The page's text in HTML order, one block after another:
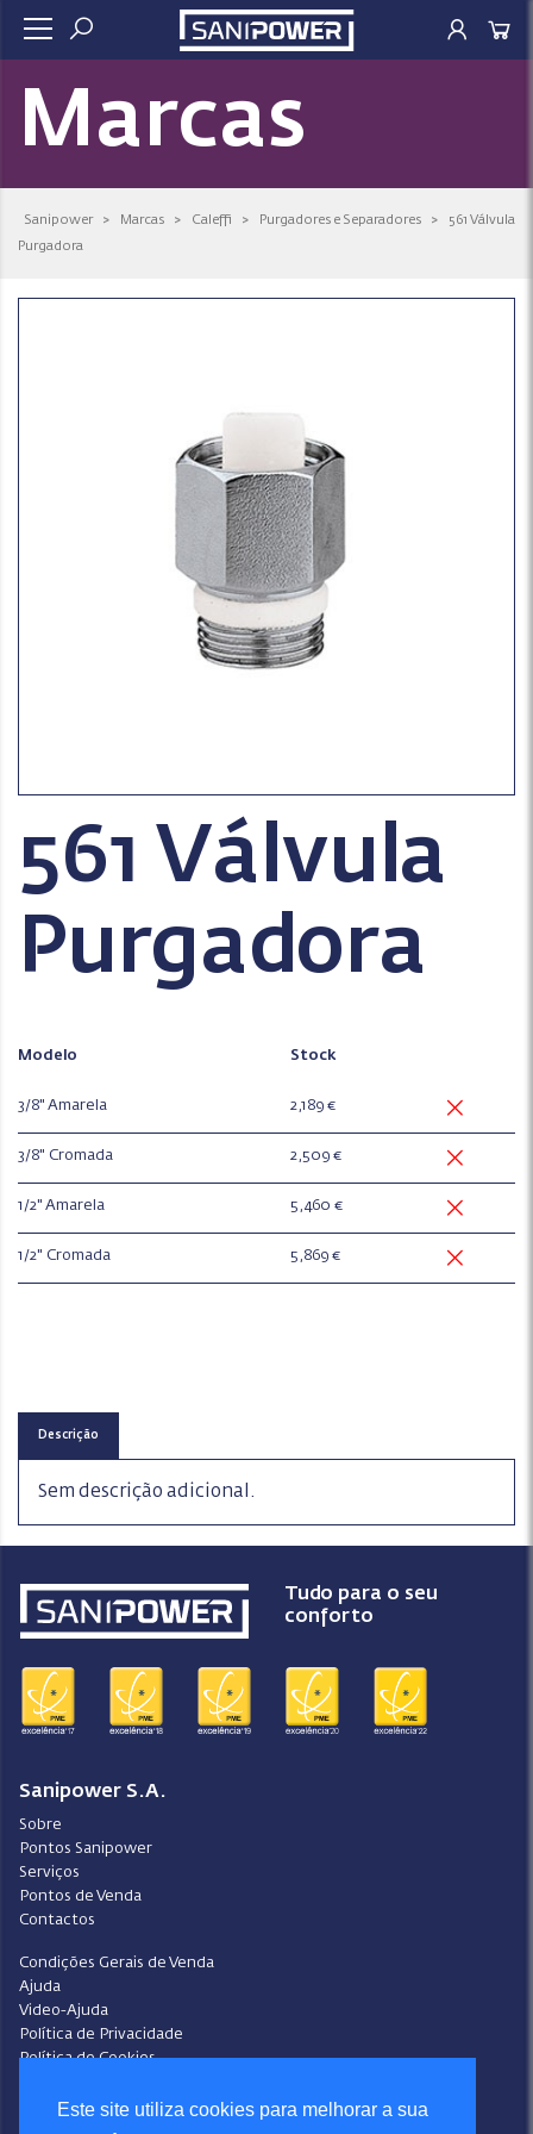
Este site utiliza cookies para melhorar a sua
Marcas
Sanipower > Marcas > Caleffi > Purgadores e Separadores >
561 Válvula
Purgadora
561 Válvula
Purgadora
Modelo Stock
3/8" Amarela 2,189 €
3/8" Cromada 2,509 €
1/2" Amarela 5,460 €
1/2" Cromada 5,869 €
Descrição
Sem descrição adicional.
Tudo para o seu
conforto
Sanipower S.A.
Sobre
Pontos Sanipower
Serviços
Pontos de Venda
Contactos
Condições Gerais de Venda
Ajuda
Video-Ajuda
Política de Privacidade
Política de Cookies
Livro de Reclamações